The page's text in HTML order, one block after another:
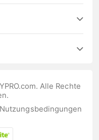
Alle Rechte
Nutzungsbedingungen